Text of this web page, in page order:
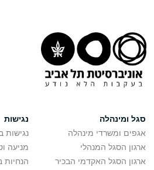
סגל ומינהלה
אגפים ומשרדי מינהלה
ארגון הסגל המנהלי
ארגון הסגל האקדמי הבכיר
נגישות
נגישות
מניעה